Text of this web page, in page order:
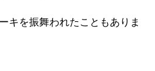
キを振舞われたこともありま